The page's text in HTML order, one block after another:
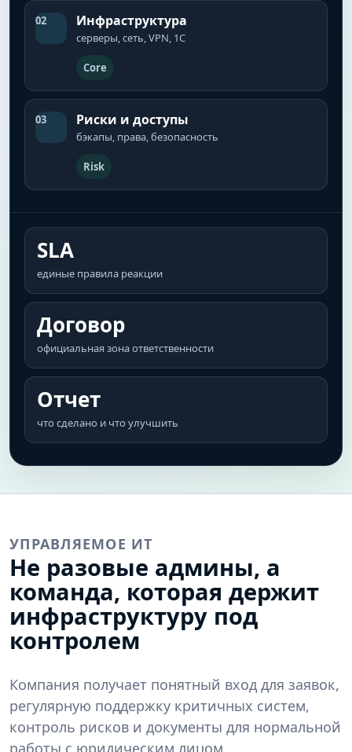
02 Инфраструктура
серверы, сеть, VPN, 1С
Core
03 Риски и доступы
бэкапы, права, безопасность
Risk
SLA
единые правила реакции
Договор
официальная зона ответственности
Отчет
что сделано и что улучшить
УПРАВЛЯЕМОЕ ИТ
Не разовые админы, а
команда, которая держит
инфраструктуру под
контролем
Компания получает понятный вход для заявок,
регулярную поддержку критичных систем,
контроль рисков и документы для нормальной
работы с юридическим лицом.